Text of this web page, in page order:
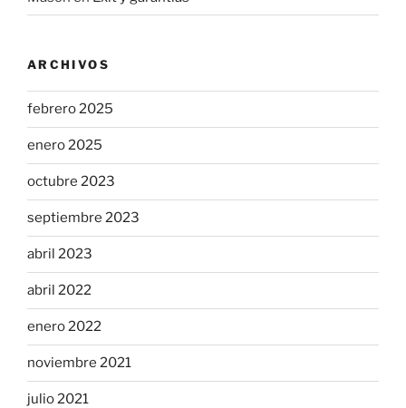
ARCHIVOS
febrero 2025
enero 2025
octubre 2023
septiembre 2023
abril 2023
abril 2022
enero 2022
noviembre 2021
julio 2021